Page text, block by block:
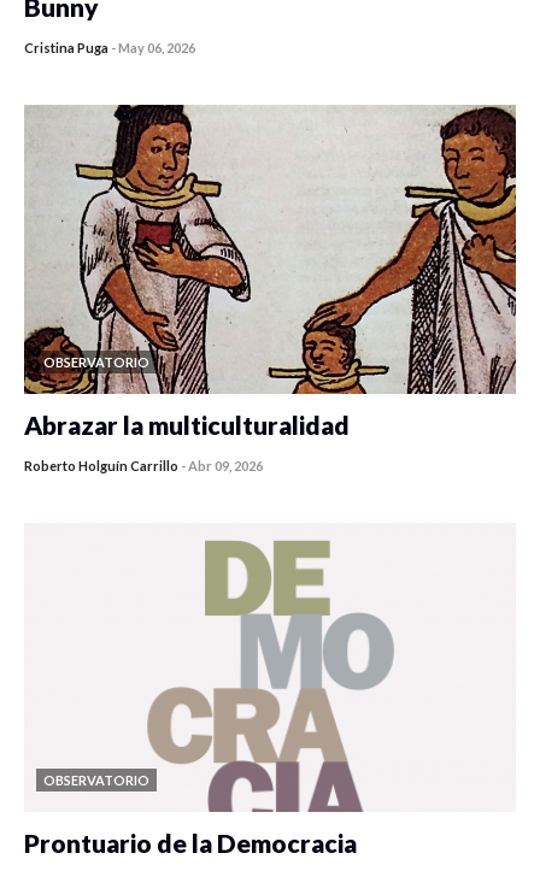
Bunny
Cristina Puga -May 06, 2026
OBSERVATORIO
Abrazar la multiculturalidad
Roberto Holguín Carrillo -Abr 09, 2026
OBSERVATORIO
Prontuario de la Democracia